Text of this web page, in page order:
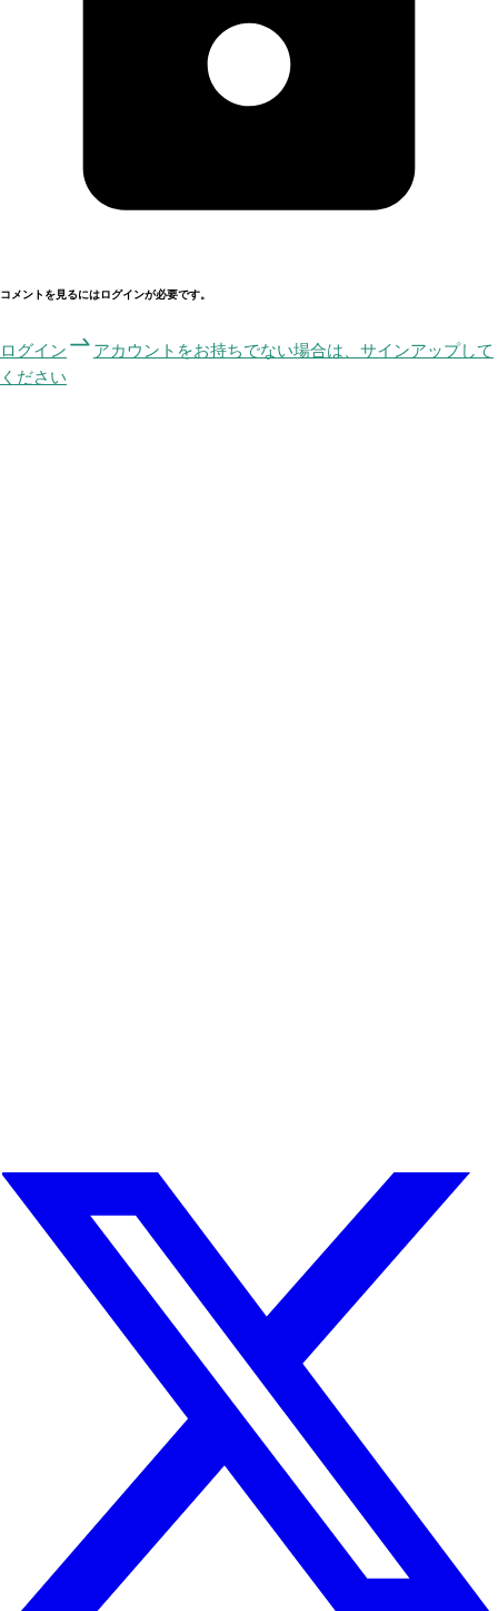
コメントを見るにはログインが必要です。
ログイン
アカウントをお持ちでない場合は、サインアップして
ください